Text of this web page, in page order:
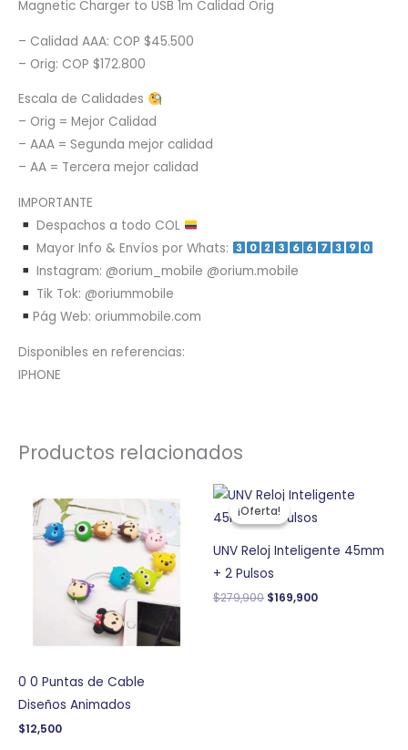
Magnetic Charger to USB 1m Calidad Orig
– Calidad AAA: COP $45.500
– Orig: COP $172.800
Escala de Calidades
– Orig = Mejor Calidad
– AAA = Segunda mejor calidad
– AA = Tercera mejor calidad
IMPORTANTE
Despachos a todo COL
Mayor Info & Envíos por Whats:
Instagram: @orium_mobile @orium.mobile
Tik Tok: @oriummobile
Pág Web: oriummobile.com
Disponibles en referencias:
IPHONE
Productos relacionados
0 0 Puntas de Cable
Diseños Animados
$12,500
¡Oferta!
¡Oferta!
UNV Reloj Inteligente 45mm
+ 2 Pulsos
$279,900
El
precio
original
era:
$279,900.
$169,900
El
precio
$169,900.